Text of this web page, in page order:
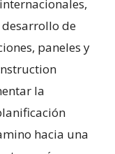
desarrollo de
paneles y
la
hacia una